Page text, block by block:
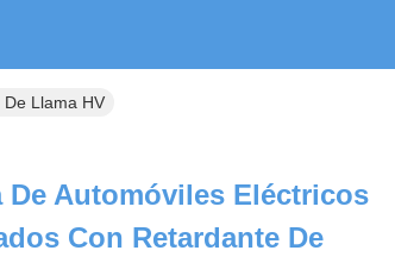
Llama HV
De Automóviles Eléctricos
Con Retardante De